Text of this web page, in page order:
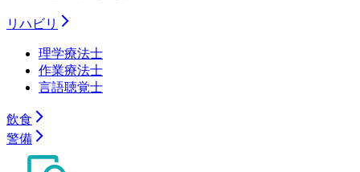
リハビリ
理学療法士
作業療法士
言語聴覚士
飲食
警備